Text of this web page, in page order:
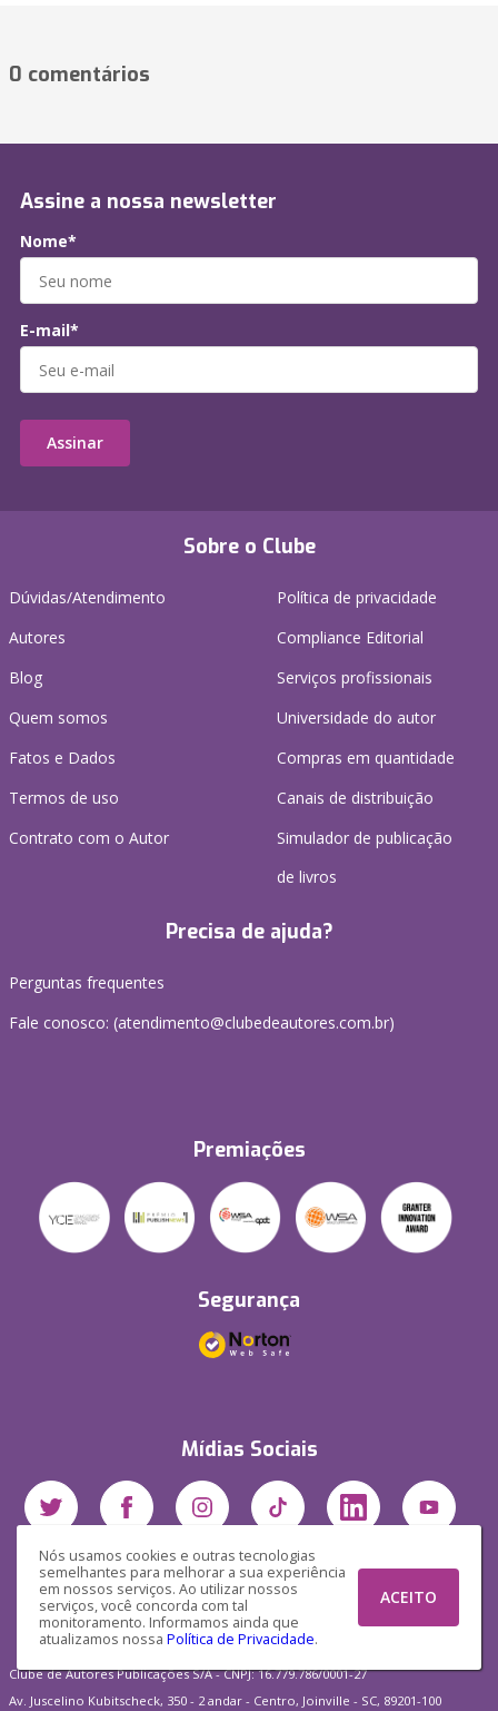
Nós usamos cookies e outras tecnologias
semelhantes para melhorar a sua experiência
em nossos serviços. Ao utilizar nossos
serviços, você concorda com tal
monitoramento. Informamos ainda que
atualizamos nossa Política de Privacidade.
ACEITO
0 comentários
Sobre o Clube
Dúvidas/Atendimento
Autores
Blog
Quem somos
Fatos e Dados
Termos de uso
Contrato com o Autor
Política de privacidade
Compliance Editorial
Serviços profissionais
Universidade do autor
Compras em quantidade
Canais de distribuição
Simulador de publicação
de livros
Precisa de ajuda?
Perguntas frequentes
Fale conosco: (atendimento@clubedeautores.com.br)
Premiações
Segurança
Mídias Sociais
Assine a nossa newsletter
Nome*
E-mail*
Assinar
Clube de Autores Publicações S/A - CNPJ: 16.779.786/0001-27
Av. Juscelino Kubitscheck, 350 - 2 andar - Centro, Joinville - SC, 89201-100